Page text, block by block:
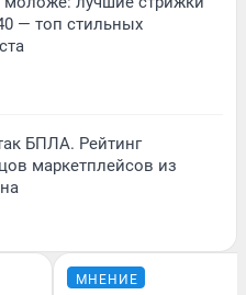
— топ стильных
БПЛА. Рейтинг
маркетплейсов из
МНЕНИЕ